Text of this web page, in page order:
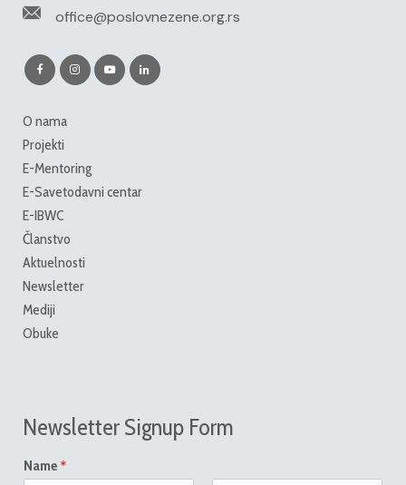
office@poslovnezene.org.rs
O nama
Projekti
E-Mentoring
E-Savetodavni centar
E-IBWC
Članstvo
Aktuelnosti
Newsletter
Mediji
Obuke
Newsletter Signup Form
Name *